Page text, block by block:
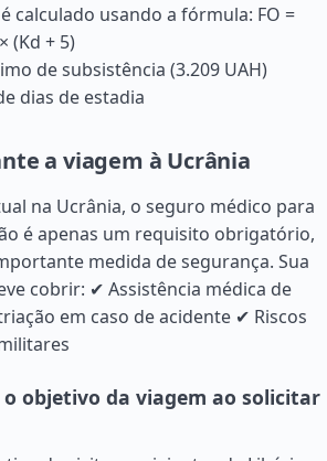
calculado usando a fórmula: FO =
(Kd + 5)
de subsistência (3.209 UAH)
dias de estadia
a viagem à Ucrânia
na Ucrânia, o seguro médico para
é apenas um requisito obrigatório,
medida de segurança. Sua
cobrir: ✔ Assistência médica de
em caso de acidente ✔ Riscos
objetivo da viagem ao solicitar